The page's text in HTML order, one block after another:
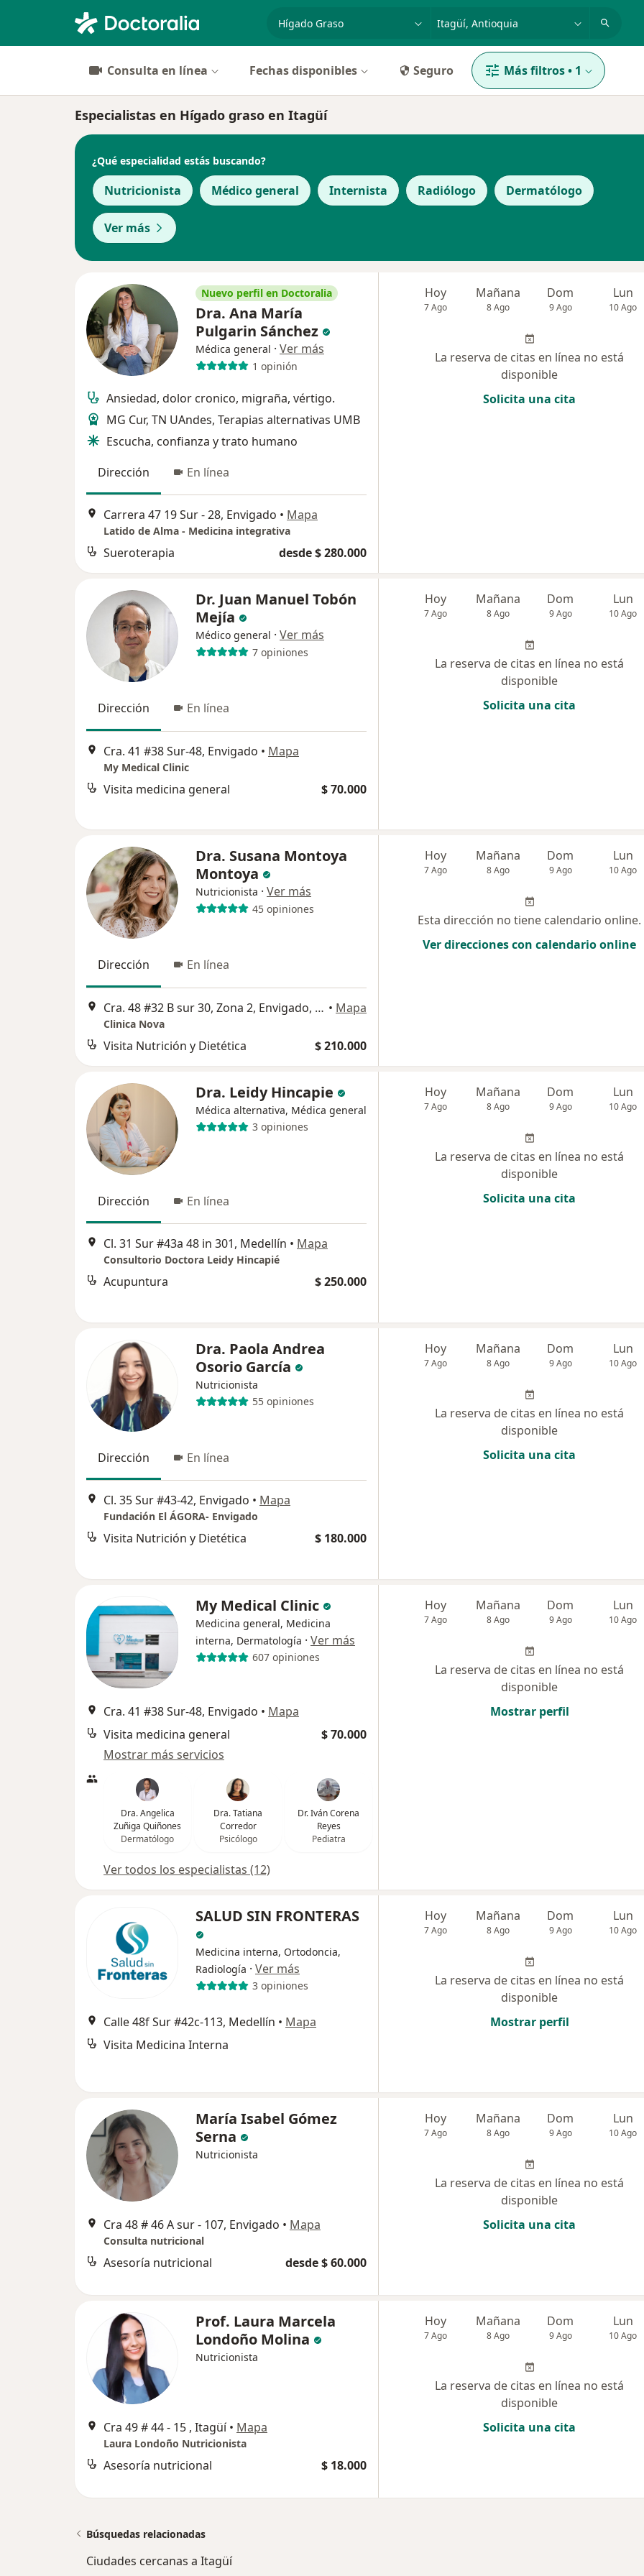
especialidad, enfermedad o nombrep. ej. Bogotá
Consulta en línea Fechas disponibles Seguro Más filtros• 1
Especialistas en Hígado graso en Itagüí
¿Qué especialidad estás buscando?
Nutricionista Médico general Internista Radiólogo Dermatólogo
Ver más
Nuevo perfil en Doctoralia
Dra. Ana María
Pulgarin Sánchez
Médica general · Ver más
1 opinión
Ansiedad, dolor cronico, migraña, vértigo.
MG Cur, TN UAndes, Terapias alternativas UMB
Escucha, confianza y trato humano
Dirección
En línea
Carrera 47 19 Sur - 28, Envigado • Mapa
Latido de Alma - Medicina integrativa
Sueroterapia desde $ 280.000
Hoy
7 Ago
Mañana
8 Ago
Dom
9 Ago
Lun
10 Ago
La reserva de citas en línea no está
disponible
Solicita una cita
Dr. Juan Manuel Tobón
Mejía
Médico general · Ver más
7 opiniones
Dirección En línea
Cra. 41 #38 Sur-48, Envigado • Mapa
My Medical Clinic
Visita medicina general $ 70.000
Hoy
7 Ago
Mañana
8 Ago
Dom
9 Ago
Lun
10 Ago
La reserva de citas en línea no está
disponible
Solicita una cita
Dra. Susana Montoya
Montoya
Nutricionista · Ver más
45 opiniones
Dirección En línea
Cra. 48 #32 B sur 30, Zona 2, Envigado, Antioquia, Envigado • Mapa
Clinica Nova
Visita Nutrición y Dietética $ 210.000
Hoy
7 Ago
Mañana
8 Ago
Dom
9 Ago
Lun
10 Ago
Esta dirección no tiene calendario online.
Ver direcciones con calendario online
Dra. Leidy Hincapie
Médica alternativa, Médica general
3 opiniones
Dirección En línea
Cl. 31 Sur #43a 48 in 301, Medellín • Mapa
Consultorio Doctora Leidy Hincapié
Acupuntura $ 250.000
Hoy
7 Ago
Mañana
8 Ago
Dom
9 Ago
Lun
10 Ago
La reserva de citas en línea no está
disponible
Solicita una cita
Dra. Paola Andrea
Osorio García
Nutricionista
55 opiniones
Dirección En línea
Cl. 35 Sur #43-42, Envigado • Mapa
Fundación El ÁGORA- Envigado
Visita Nutrición y Dietética $ 180.000
Hoy
7 Ago
Mañana
8 Ago
Dom
9 Ago
Lun
10 Ago
La reserva de citas en línea no está
disponible
Solicita una cita
My Medical Clinic
Medicina general, Medicina
interna, Dermatología · Ver más
607 opiniones
Cra. 41 #38 Sur-48, Envigado • Mapa
Visita medicina general
$ 70.000
Mostrar más servicios
Dra. Angelica
Zuñiga Quiñones
Dermatólogo
Dra. Tatiana
Corredor
Psicólogo
Dr. Iván Corena
Reyes
Pediatra
Ver todos los especialistas (12)
Hoy
7 Ago
Mañana
8 Ago
Dom
9 Ago
Lun
10 Ago
La reserva de citas en línea no está
disponible
Mostrar perfil
SALUD SIN FRONTERAS
Medicina interna, Ortodoncia,
Radiología · Ver más
3 opiniones
Calle 48f Sur #42c-113, Medellín • Mapa
Visita Medicina Interna
Hoy
7 Ago
Mañana
8 Ago
Dom
9 Ago
Lun
10 Ago
La reserva de citas en línea no está
disponible
Mostrar perfil
María Isabel Gómez
Serna
Nutricionista
Cra 48 # 46 A sur - 107, Envigado • Mapa
Consulta nutricional
Asesoría nutricional desde $ 60.000
Hoy
7 Ago
Mañana
8 Ago
Dom
9 Ago
Lun
10 Ago
La reserva de citas en línea no está
disponible
Solicita una cita
Prof. Laura Marcela
Londoño Molina
Nutricionista
Cra 49 # 44 - 15 , Itagüí • Mapa
Laura Londoño Nutricionista
Asesoría nutricional $ 18.000
Hoy
7 Ago
Mañana
8 Ago
Dom
9 Ago
Lun
10 Ago
La reserva de citas en línea no está
disponible
Solicita una cita
Búsquedas relacionadas
Ciudades cercanas a Itagüí